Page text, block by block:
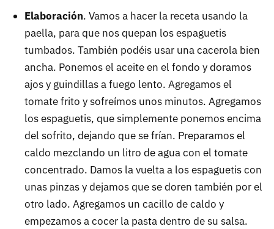
Elaboración. Vamos a hacer la receta usando la
paella, para que nos quepan los espaguetis
tumbados. También podéis usar una cacerola bien
ancha. Ponemos el aceite en el fondo y doramos
ajos y guindillas a fuego lento. Agregamos el
tomate frito y sofreímos unos minutos. Agregamos
los espaguetis, que simplemente ponemos encima
del sofrito, dejando que se frían. Preparamos el
caldo mezclando un litro de agua con el tomate
concentrado. Damos la vuelta a los espaguetis con
unas pinzas y dejamos que se doren también por el
otro lado. Agregamos un cacillo de caldo y
empezamos a cocer la pasta dentro de su salsa.